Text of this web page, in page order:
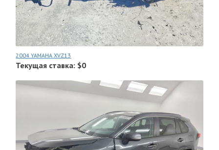
2004 YAMAHA XVZ13
Текущая ставка: $0